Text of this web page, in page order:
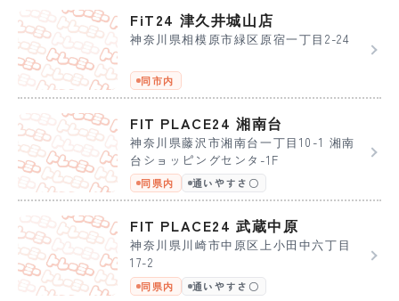
FiT24 津久井城山店
神奈川県相模原市緑区原宿一丁目2-24
同市内
FIT PLACE24 湘南台
神奈川県藤沢市湘南台一丁目10-1 湘南
台ショッピングセンタ-1F
同県内 通いやすさ〇
FIT PLACE24 武蔵中原
神奈川県川崎市中原区上小田中六丁目
17-2
同県内 通いやすさ〇